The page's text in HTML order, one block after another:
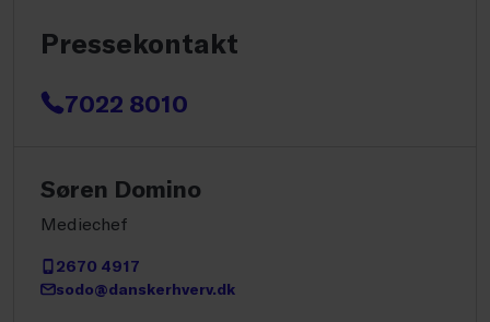
Pressekontakt
7022 8010
Søren Domino
Mediechef
2670 4917
sodo@danskerhverv.dk